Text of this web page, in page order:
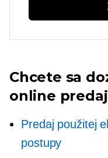
Chcete sa
online
Predaj použitej
postupy